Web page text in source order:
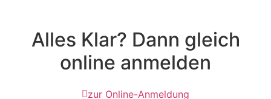
Alles Klar? Dann gleich
online anmelden
zur Online-Anmeldung